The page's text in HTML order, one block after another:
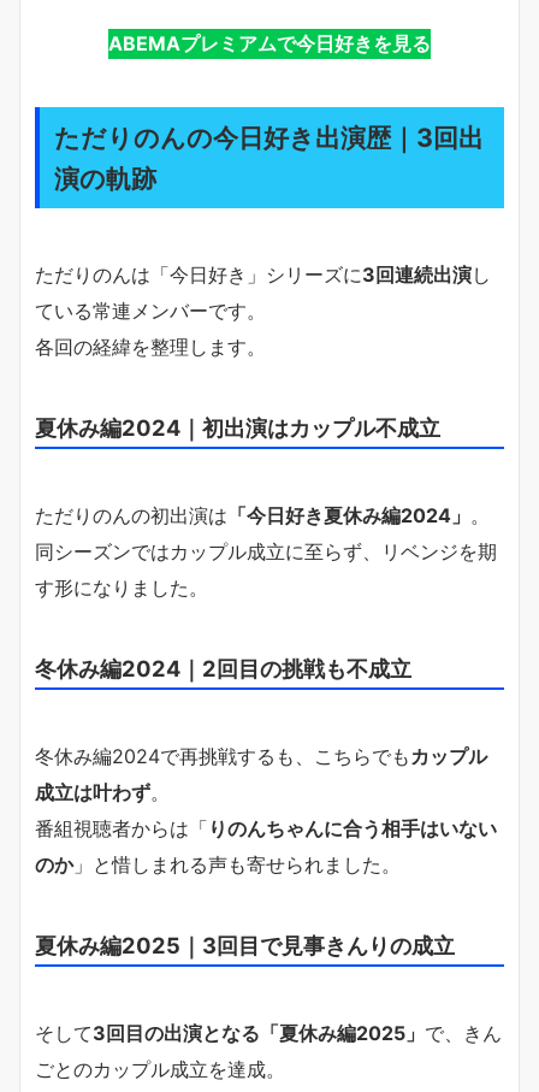
ABEMAプレミアムで今日好きを見る
ただりのんの今日好き出演歴｜3回出
演の軌跡
ただりのんは「今日好き」シリーズに3回連続出演し
ている常連メンバーです。
各回の経緯を整理します。
夏休み編2024｜初出演はカップル不成立
ただりのんの初出演は 「今日好き夏休み編2024」 。
同シーズンではカップル成立に至らず、リベンジを期
す形になりました。
冬休み編2024｜2回目の挑戦も不成立
冬休み編2024で再挑戦するも、こちらでもカップル
成立は叶わず。
番組視聴者からは「 りのんちゃんに合う相手はいない
のか」と惜しまれる声も寄せられました。
夏休み編2025｜3回目で見事きんりの成立
そして3回目の出演となる「夏休み編2025」 で、きん
ごとのカップル成立を達成。